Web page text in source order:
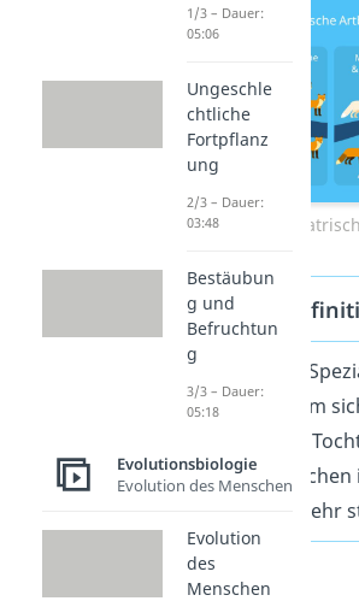
Beispiel
Artbildung
Die Artbildung
Vorgang, bei dem
zwei oder mehr
aufspaltet.
kein Genfluss mehr
1/3 – Dauer:
05:06
Ungeschle
chtliche
Fortpflanz
ung
2/3 – Dauer:
03:48
Bestäubun
g und
Befruchtun
g
3/3 – Dauer:
05:18
Evolutionsbiologie
Evolution des Menschen
Evolution
des
Menschen